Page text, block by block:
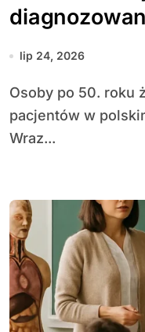
50. roku życia
lip 24, 2026
Osoby po 50. roku życia stanowią istotną grupę
pacjentów w
Wraz...